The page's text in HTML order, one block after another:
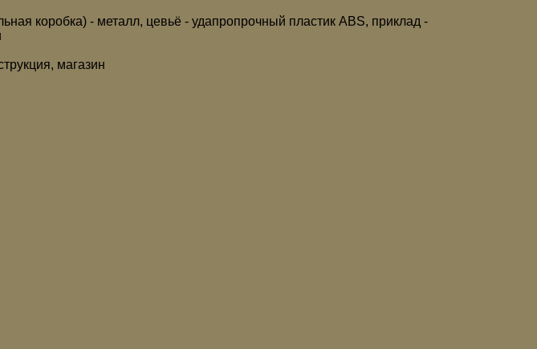
коробка) - металл, цевьё - удапропрочный пластик ABS, приклад -
магазин